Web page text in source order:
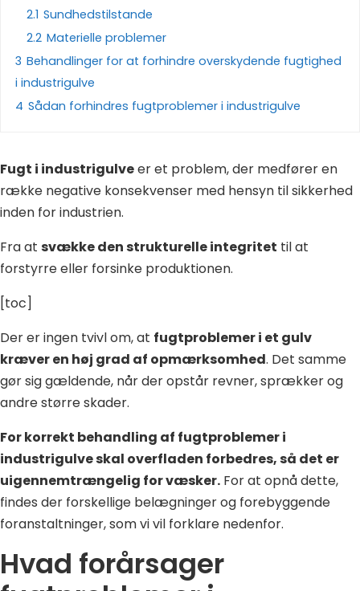
2.1 Sundhedstilstande
2.2 Materielle problemer
3 Behandlinger for at forhindre overskydende fugtighed
i industrigulve
4 Sådan forhindres fugtproblemer i industrigulve
Fugt i industrigulveer et problem, der medfører en
række negative konsekvenser med hensyn til sikkerhed
inden for industrien.
Fra at svække den strukturelle integritet til at
forstyrre eller forsinke produktionen.
[toc]
Der er ingen tvivl om, at fugtproblemer i et gulv
kræver en høj grad af opmærksomhed. Det samme
gør sig gældende, når der opstår revner, sprækker og
andre større skader.
For korrekt behandling af fugtproblemer i
industrigulve skal overfladen forbedres, så det er
uigennemtrængelig for væsker. For at opnå dette,
findes der forskellige belægninger og forebyggende
foranstaltninger, som vi vil forklare nedenfor.
Hvad forårsager